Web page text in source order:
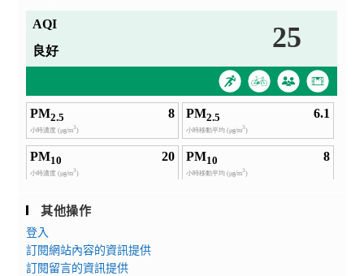
其他操作
登入
訂閱網站內容的資訊提供
訂閱留言的資訊提供